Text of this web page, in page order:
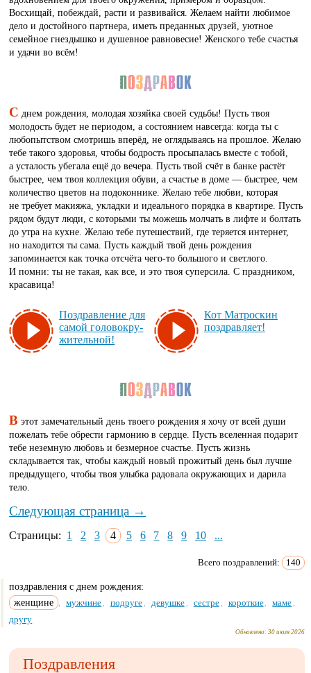
Восхищай, побеждай, расти и развивайся. Желаем найти любимое
дело и достойного партнера, иметь преданных друзей, уютное
семейное гнездышко и душевное равновесие! Женского тебе счастья
и удачи во всём!
С днем рождения, молодая хозяйка своей судьбы! Пусть твоя
молодость будет не периодом, а состоянием навсегда: когда ты с
любопытством смотришь вперёд, не оглядываясь на прошлое. Желаю
тебе такого здоровья, чтобы бодрость просыпалась вместе с тобой,
а усталость убегала ещё до вечера. Пусть твой счёт в банке растёт
быстрее, чем твоя коллекция обуви, а счастье в доме — быстрее, чем
количество цветов на подоконнике. Желаю тебе любви, которая
не требует макияжа, укладки и идеального порядка в квартире. Пусть
рядом будут люди, с которыми ты можешь молчать в лифте и болтать
до утра на кухне. Желаю тебе путешествий, где теряется интернет,
но находится ты сама. Пусть каждый твой день рождения
запоминается как точка отсчёта чего-то большого и светлого.
И помни: ты не такая, как все, и это твоя суперсила. С праздником,
красавица!
Поз­драв­ле­ние для
са­мой го­ло­вок­ру­
жи­тель­ной!
Кот Ма­трос­кин
поз­драв­ля­ет!
В этот замечательный день твоего рождения я хочу от всей души
пожелать тебе обрести гармонию в сердце. Пусть вселенная подарит
тебе неземную любовь и безмерное счастье. Пусть жизнь
складывается так, чтобы каждый новый прожитый день был лучше
предыдущего, чтобы твоя улыбка радовала окружающих и дарила
тело.
Следующая страница →
Страницы: 1 2 3 4 5 6 7 8 9 10 ...
Всего поздравлений: 140
поздравления с днем рождения:
женщине
мужчине подруге девушке сестре короткие маме
другу
Обновлено:30 июля 2026
Поздравления